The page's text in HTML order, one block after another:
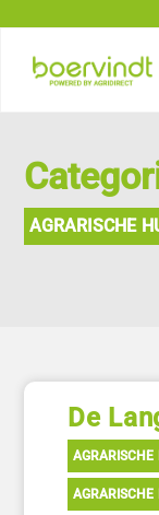
AGRARISCHE
De
AGRARISCHE
AGRARISCHE